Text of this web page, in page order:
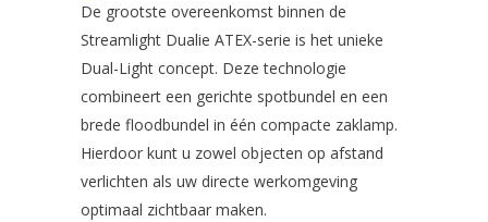
De grootste overeenkomst binnen de
Streamlight Dualie ATEX-serie is het unieke
Dual-Light concept. Deze technologie
combineert een gerichte spotbundel en een
brede floodbundel in één compacte zaklamp.
Hierdoor kunt u zowel objecten op afstand
verlichten als uw directe werkomgeving
optimaal zichtbaar maken.